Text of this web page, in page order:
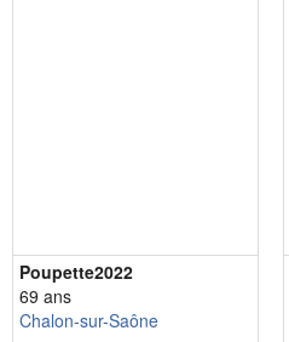
Poupette2022
69 ans
Chalon-sur-Saône